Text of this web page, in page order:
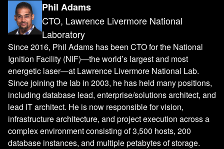
Phil Adams
CTO, Lawrence Livermore National
Laboratory
Since 2016, Phil Adams has been CTO for the National
Ignition Facility (NIF)—the world’s largest and most
energetic laser—at Lawrence Livermore National Lab.
Since joining the lab in 2003, he has held many positions,
including database lead, enterprise/solutions architect, and
lead IT architect. He is now responsible for vision,
infrastructure architecture, and project execution across a
complex environment consisting of 3,500 hosts, 200
database instances, and multiple petabytes of storage.